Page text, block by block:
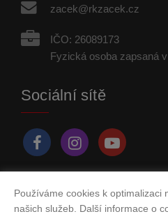
zacek@rkzacek.cz
IČO: 26089173
Fyzická osoba zapsaná
Sociální sítě
Vytvořeno v systému
Používáme cookies k optimalizaci
našich služeb. Další informace o